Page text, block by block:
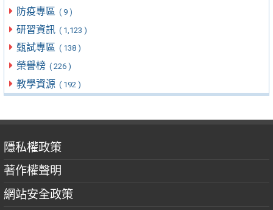
防疫專區 ( 9 )
研習資訊 ( 1,123 )
甄試專區 ( 138 )
榮譽榜 ( 226 )
教學資源 ( 192 )
隱私權政策
著作權聲明
網站安全政策